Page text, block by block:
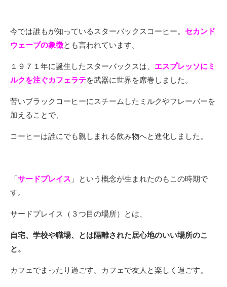
今では誰もが知っているスターバックスコーヒー。 セカンド
ウェーブの象徴とも言われています。
１９７１年に誕生したスターバックスは、 エスプレッソにミ
ルクを注ぐカフェラテを武器に世界を席巻しました。
苦いブラックコーヒーにスチームしたミルクやフレーバーを
加えることで、
コーヒーは誰にでも親しまれる飲み物へと進化しました。
「サードプレイス 」という概念が生まれたのもこの時期で
す。
サードプレイス（３つ目の場所）とは、
自宅、学校や職場、とは隔離された居心地のいい場所のこ
と。
カフェでまったり過ごす。カフェで友人と楽しく過ごす。